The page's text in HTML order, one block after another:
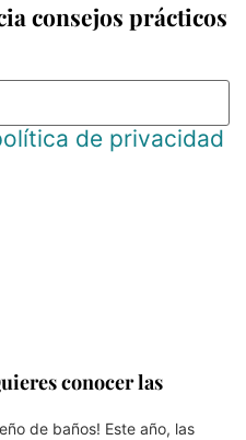
consejos prácticos
de privacidad
conocer las
de baños! Este año, las